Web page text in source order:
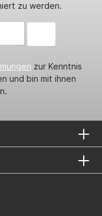
zu werden.
zur Kenntnis
und bin mit ihnen